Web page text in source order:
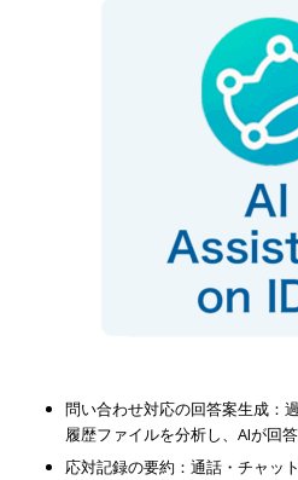
問い合わせ対応の回答案生成：
履歴ファイルを分析し、AIが回
応対記録の要約：通話・チャッ